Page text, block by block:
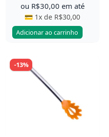
ou R$30,00 em até
💳 1x de R$30,00
Adicionar ao carrinho
-13%